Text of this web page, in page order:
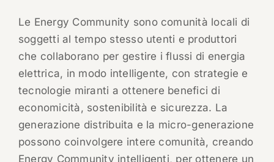
Le Energy Community sono comunità locali di
soggetti al tempo stesso utenti e produttori
che collaborano per gestire i flussi di energia
elettrica, in modo intelligente, con strategie e
tecnologie miranti a ottenere benefici di
economicità, sostenibilità e sicurezza. La
generazione distribuita e la micro-generazione
possono coinvolgere intere comunità, creando
Energy Community intelligenti, per ottenere un